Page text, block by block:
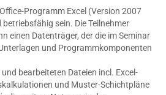
Programm Excel (Version 2007
sein. Die Teilnehmer
einen Datenträger, der die im Seminar
und Programmkomponenten
bearbeiteten Dateien incl. Excel-
und Muster-Schichtpläne